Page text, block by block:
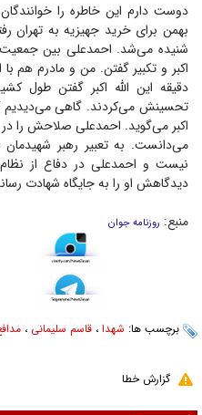
شنیده می‌شد. احمدعلی بین جمعیت
دقیقه این الله اکبر گفتن طول
تحسینش می‌کردند. گاهی می‌دیدیم
اکبر می‌گوید. احمدعلی صلاحش را
می‌دانست. به تعبیر رهبر شهیدمان
نیست و احمدعلی در دفاع از
دیدگاهش او را به جایگاه شهادت
منبع: روزنامه جوان
برچسب ها: شهدا ، قاسم سلیمانی ،
گزارش خطا